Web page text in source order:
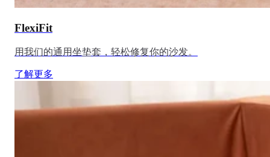
FlexiFit
用我们的通用坐垫套，轻松修复你的沙发。
了解更多